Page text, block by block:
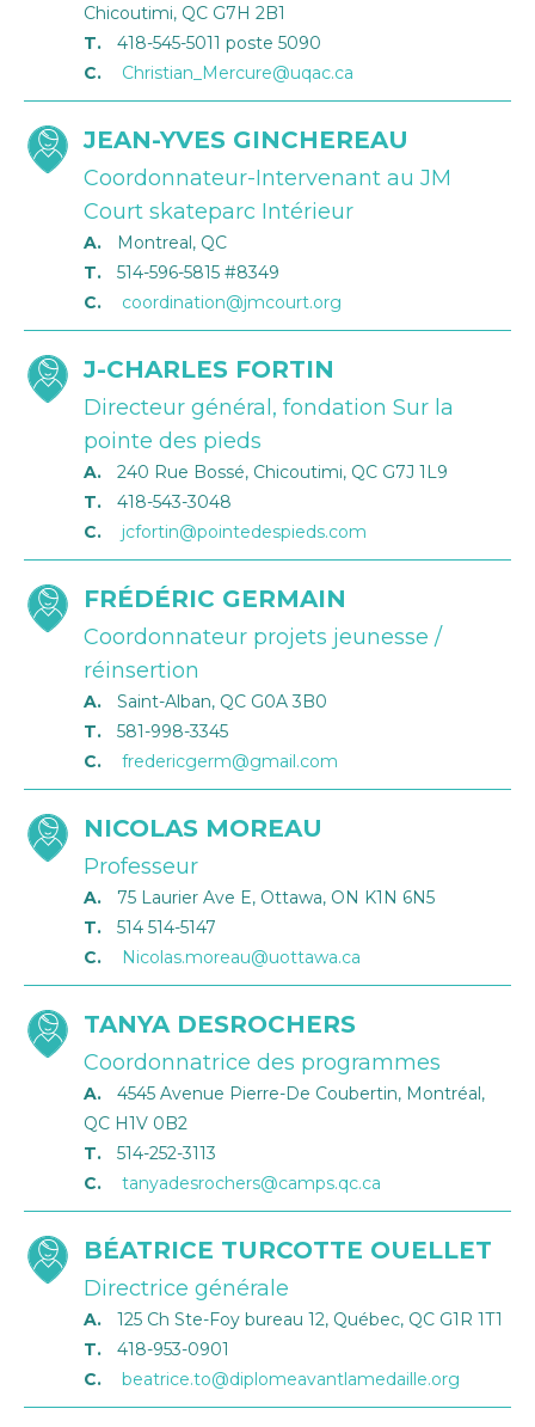
Chicoutimi, QC G7H 2B1
T.
418-545-5011 poste 5090
C.
Christian_Mercure@uqac.ca
JEAN-YVES GINCHEREAU
Coordonnateur-Intervenant au JM
Court skateparc Intérieur
A.
Montreal, QC
T.
514-596-5815 #8349
C.
coordination@jmcourt.org
J-CHARLES FORTIN
Directeur général, fondation Sur la
pointe des pieds
A.
240 Rue Bossé, Chicoutimi, QC G7J 1L9
T.
418-543-3048
C.
jcfortin@pointedespieds.com
FRÉDÉRIC GERMAIN
Coordonnateur projets jeunesse /
réinsertion
A.
Saint-Alban, QC G0A 3B0
T.
581-998-3345
C.
fredericgerm@gmail.com
NICOLAS MOREAU
Professeur
A.
75 Laurier Ave E, Ottawa, ON K1N 6N5
T.
514 514-5147
C.
Nicolas.moreau@uottawa.ca
TANYA DESROCHERS
Coordonnatrice des programmes
A.
4545 Avenue Pierre-De Coubertin, Montréal,
QC H1V 0B2
T.
514-252-3113
C.
tanyadesrochers@camps.qc.ca
BÉATRICE TURCOTTE OUELLET
Directrice générale
A.
125 Ch Ste-Foy bureau 12, Québec, QC G1R 1T1
T.
418-953-0901
C.
beatrice.to@diplomeavantlamedaille.org